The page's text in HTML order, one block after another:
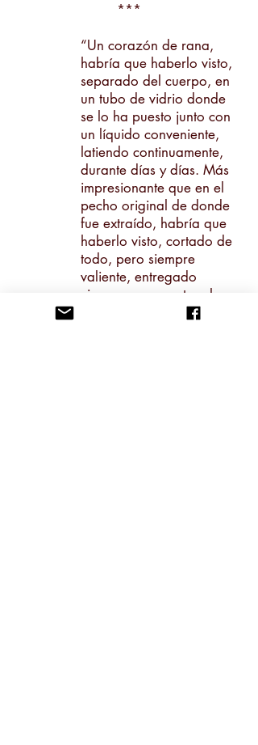
***
“Un corazón de rana,
habría que haberlo visto,
separado del cuerpo, en
un tubo de vidrio donde
se lo ha puesto junto con
un líquido conveniente,
latiendo continuamente,
durante días y días. Más
impresionante que en el
pecho original de donde
fue extraído, habría que
haberlo visto, cortado de
todo, pero siempre
valiente, entregado
ciega y vanamente a lo
suyo, sin distraerse,